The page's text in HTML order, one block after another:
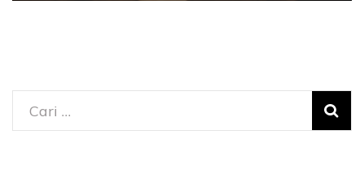
Cari
untuk: